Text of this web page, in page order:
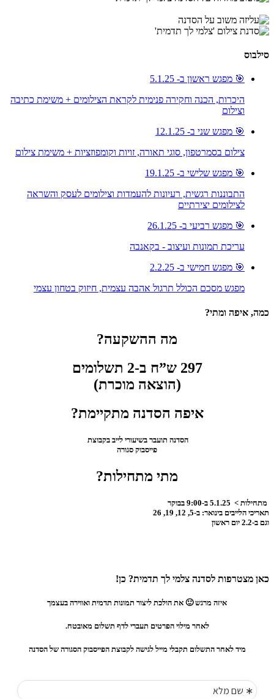
סילבוס
🎯 מפגש ראשון ב- 5.1.25
היכרות, הכנה וחקירה פנימית לקראת הצילומים + משימת כתיבה
וצילום
🎯 מפגש שני ב- 12.1.25
צילום בסמרטפון, סוגי תאורה, זויות וקומפוזציות + משימת צילום
🎯 מפגש שלישי ב- 19.1.25
התבוננות רגשית, רעיונות להעמדות וצילומים לעסק והשראה
לצילומים יצירתיים
🎯 מפגש רביעי ב- 26.1.25
עריכת תמונות ועיצוב - בקאנבה
🎯 מפגש חמישי ב- 2.2.25
מפגש מסכם הכולל תרגול אהבה עצמית, חיזוק בטחון עצמי
כמה, איפה ומתי?
מה ההשקעה?
297 ש”ח ב-2 תשלומים
(הוצאה מוכרת)
איפה הסדנה מתקיימת?
הסדנה תועבר בשיעורי לייב בקבוצת
פייסבוק סגורה
מתי מתחילות?
מתחילות > 5.1.25 ב-9:00 בבוקר
תאריכי הלייבים בינואר: ב-5, 12, 19, 26
וגם ב-2.2 יום ראשון
כאן מצטרפות לסדנה צלמי לך תדמית? כן!
איזה מרגש 🙂 את הולכת ליצור תמונות תדמית ואווירה בעצמך
לאחר מילוי הפרטים תעברי לדף תשלום מאובטח.
מיד לאחר התשלום תקבלי מייל לגישה לקבוצת הפייסבוק הסגורה של הסדנה